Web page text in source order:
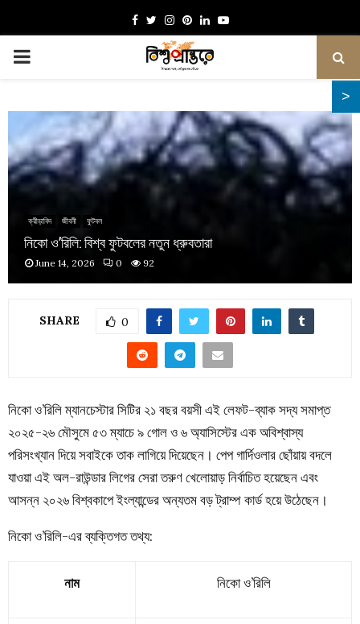
Facebook
TwitterInstagram
Pinterest
LinkedinYoutube
PRIMARY
ক্রীড়াবিদ জীবনী ফুটবল
নিকো ও’রিলি: বিশ্ব ফুটবলের নতুন ধ্রুবতারা
June 14, 2026 0 92
SHARE 0
নিকো ও’রিলি ম্যানচেস্টার সিটির ২১ বছর বয়সী এই লেফট-ব্যাক সদ্য সমাপ্ত
২০২৫-২৬ মৌসুমে ৫৩ ম্যাচে ৯ গোল ও ৬ অ্যাসিস্টের এক অবিশ্বাস্য
পরিসংখ্যান দিয়ে সবাইকে তাক লাগিয়ে দিয়েছেন। পেপ গার্দিওলার ছোঁয়ায় বদলে
যাওয়া এই অল-রাউন্ডার লিগের সেরা তরুণ খেলোয়াড় নির্বাচিত হয়েছেন এবং
আসন্ন ২০২৬ বিশ্বকাপে ইংল্যান্ডের অন্যতম বড় ট্রাম্প কার্ড হয়ে উঠেছেন।
নিকো ও’রিলি-এর ব্যক্তিগত তথ্য:
নাম নিকো ও’রিলি